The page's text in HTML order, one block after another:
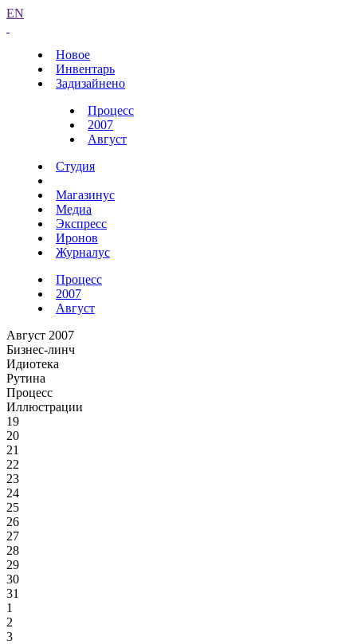
EN
Новое
Инвентарь
Задизайнено
Процесс
2007
Август
Студия
Магазинус
Медиа
Экспресс
Иронов
Журналус
Процесс
2007
Август
Август 2007
Бизнес-линч
Идиотека
Рутина
Процесс
Иллюстрации
19
20
21
22
23
24
25
26
27
28
29
30
31
1
2
3